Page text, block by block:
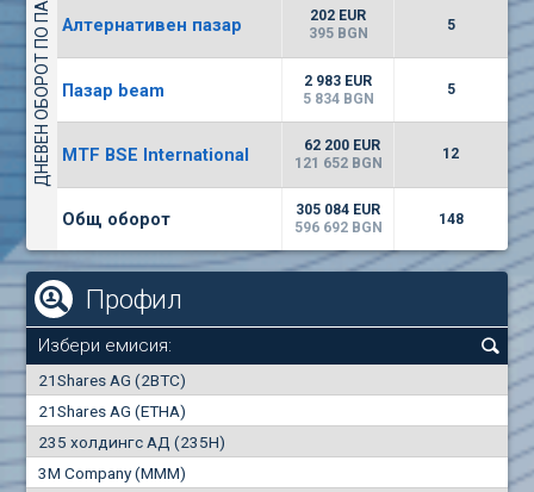
(SFA) Софарма
-0.26% 1 9200
3 7551
1 6700EUR
2662
14
ДНЕВЕН ОБОРОТ ПО ПАЗАРИ Алтернативен пазар
202 EUR
395 BGN
5
Пазар beam
2 983 EUR
5 834 BGN
5
MTF BSE International
62 200 EUR
121 652 BGN
12
Общ оборот
305 084 EUR
596 692 BGN
148
Профил
Избери емисия:
21Shares AG (2BTC)
21Shares AG (ETHA)
235 холдингс АД (235H)
3M Company (MMM)
0000
0.000